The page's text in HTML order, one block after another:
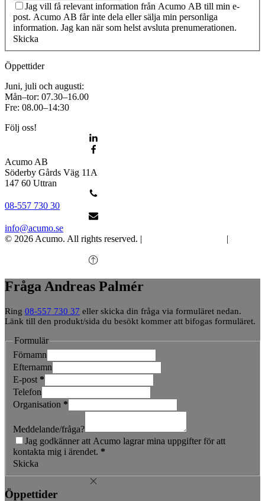
Jag vill få relevant information från Acumo AB till min e-
post. Acumo AB får inte dela eller sälja min personliga
information. Jag kan när som helst avsluta prenumerationen.
Skicka
Öppettider
Juni, juli och augusti:
Mån–tor: 07.30–16.00
Fre: 08.00–14:30
Följ oss!
Acumo AB
Söderby Gårds Väg 11A
147 60 Uttran
08-557 730 30
info@acumo.se
© 2026 Acumo. All rights reserved. |
|
Fråga Andreas Palmér
Ring 08-557 730 37 eller skicka din fråga via formuläret nedan.
Länk till den produkt/sida du besökt kommer att bifogas formuläret.
Formulär
Förnamn
Efternamn
E-post *
Telefon
Organisation *
Meddelande/fråga?
Jag godkänner att Acumo lagrar mina uppgifter för att
kontakta mig i ärendet. *
Skicka
Öppettider